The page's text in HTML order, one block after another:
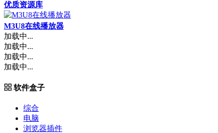
优质资源库
M3U8在线播放器
加载中...
加载中...
加载中...
加载中...
软件盒子
综合
电脑
浏览器插件